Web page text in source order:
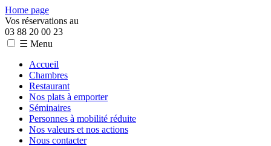
Home page
Vos réservations au
03 88 20 00 23
☰ Menu
Accueil
Chambres
Restaurant
Nos plats à emporter
Séminaires
Personnes à mobilité réduite
Nos valeurs et nos actions
Nous contacter